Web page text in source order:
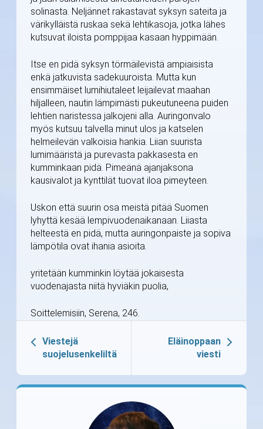
solinasta. Neljännet rakastavat syksyn sateita ja
värikylläistä ruskaa sekä lehtikasoja, jotka lähes
kutsuvat iloista pomppijaa kasaan hyppimään.
Itse en pidä syksyn törmäilevistä ampiaisista
enkä jatkuvista sadekuuroista. Mutta kun
ensimmäiset lumihiutaleet leijailevat maahan
hiljalleen, nautin lämpimästi pukeutuneena puiden
lehtien naristessa jalkojeni alla. Auringonvalo
myös kutsuu talvella minut ulos ja katselen
helmeilevän valkoisia hankia. Liian suurista
lumimääristä ja purevasta pakkasesta en
kumminkaan pidä. Pimeänä ajanjaksona
kausivalot ja kynttilät tuovat iloa pimeyteen.
Uskon että suurin osa meistä pitää Suomen
lyhyttä kesää lempivuodenaikanaan. Liiasta
helteestä en pidä, mutta auringonpaiste ja sopiva
lämpötila ovat ihania asioita.
yritetään kumminkin löytää jokaisesta
vuodenajasta niitä hyviäkin puolia,
Soittelemisiin, Serena, 246.
Viestejä
suojelusenkeliltä
Eläinoppaan
viesti